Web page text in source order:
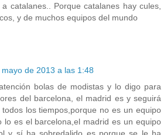
catalanes.. Porque catalanes hay cules,
y de muchos equipos del mundo
mayo de 2013 a las 1:48
bolas de modistas y lo digo para
del barcelona, el madrid es y seguirá
los tiempos,porque no es un equipo
lo es el barcelona,el madrid es un equipo
y sí ha sobredalido es porque se le ha